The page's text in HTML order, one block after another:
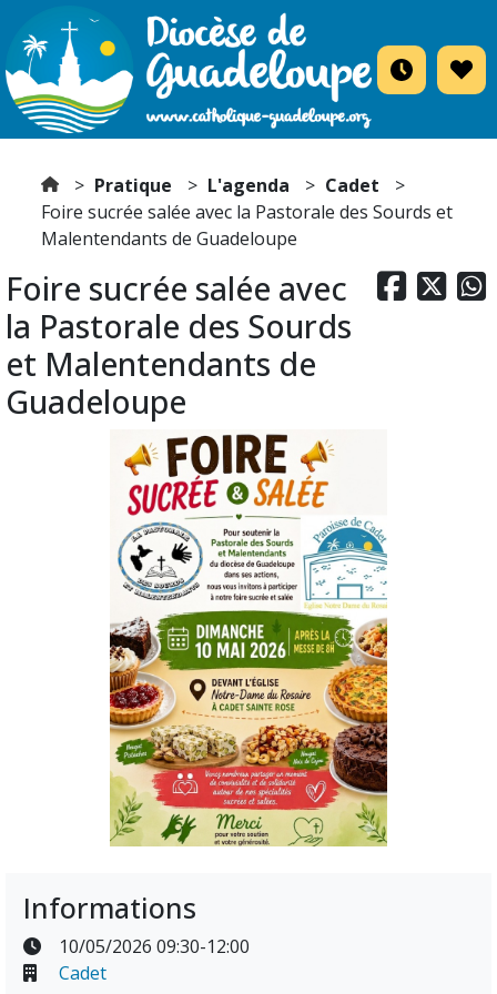
Pratique L'agenda
Cadet
Foire sucrée salée avec la Pastorale des Sourds et
Malentendants de Guadeloupe
  
Foire sucrée salée avec
la Pastorale des Sourds
et Malentendants de
Guadeloupe
Informations
10/05/2026 09:30-12:00
Cadet